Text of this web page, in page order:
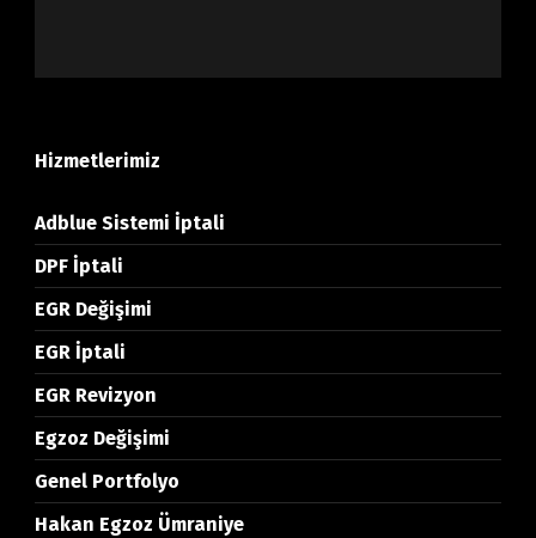
Hizmetlerimiz
Adblue Sistemi İptali
DPF İptali
EGR Değişimi
EGR İptali
EGR Revizyon
Egzoz Değişimi
Genel Portfolyo
Hakan Egzoz Ümraniye